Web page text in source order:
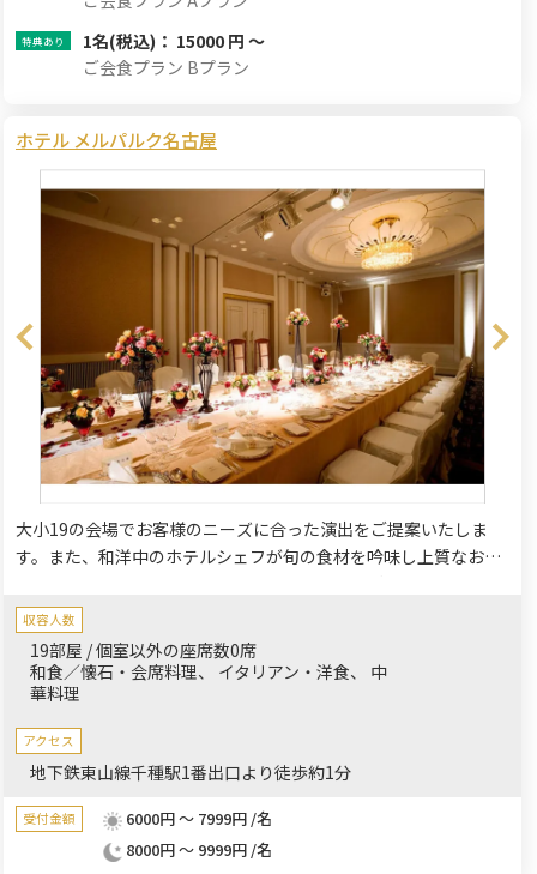
1名(税込)： 15000 円 ～
ご会食プラン Bプラン
ホテル メルパルク名古屋
大小19の会場でお客様のニーズに合った演出をご提案いたしま
す。また、和洋中のホテルシェフが旬の食材を吟味し上質なお料
とりに訪れる素敵な記念日、成長の記録やお祝いにふさわしい
「アニバーサリープラン」もご用意。大切な方との特別なひと時
におすすめです。
収容人数
19部屋 / 個室以外の座席数0席
和食／懐石・会席料理
イタリアン・洋食
中
華料理
アクセス
地下鉄東山線千種駅1番出口より徒歩約1分
受付金額
6000円 ～ 7999円 /名
8000円 ～ 9999円 /名